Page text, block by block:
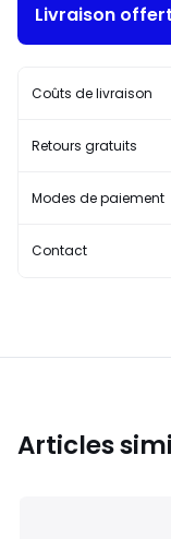
Livraison
Coûts de livraison
Retours gratuits
Modes de paiement
Contact
Articles